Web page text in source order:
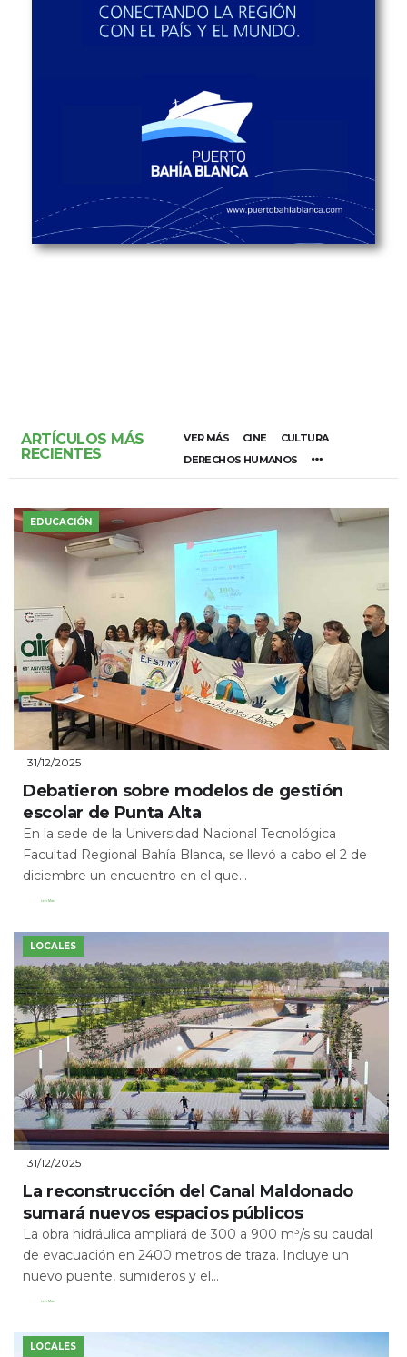
ARTÍCULOS MÁS
RECIENTES
VER MÁS CINE
CULTURA
DERECHOS HUMANOS
EDUCACIÓN
31/12/2025
Debatieron sobre modelos de gestión
escolar de Punta Alta
En la sede de la Universidad Nacional Tecnológica
Facultad Regional Bahía Blanca, se llevó a cabo el 2 de
diciembre un encuentro en el que...
Leer Más
LOCALES
31/12/2025
La reconstrucción del Canal Maldonado
sumará nuevos espacios públicos
La obra hidráulica ampliará de 300 a 900 m³/s su caudal
de evacuación en 2400 metros de traza. Incluye un
nuevo puente, sumideros y el...
Leer Más
LOCALES